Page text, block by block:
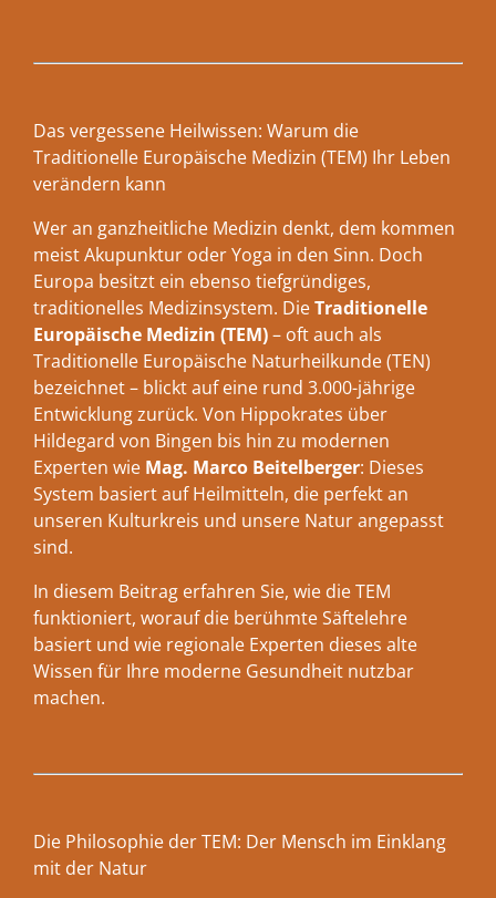
Das vergessene Heilwissen: Warum die
Traditionelle Europäische Medizin (TEM) Ihr Leben
verändern kann
Wer an ganzheitliche Medizin denkt, dem kommen
meist Akupunktur oder Yoga in den Sinn. Doch
Europa besitzt ein ebenso tiefgründiges,
traditionelles Medizinsystem. DieTraditionelle
Europäische Medizin (TEM)– oft auch als
Traditionelle Europäische Naturheilkunde (TEN)
bezeichnet – blickt auf eine rund 3.000-jährige
Entwicklung zurück. Von Hippokrates über
Hildegard von Bingen bis hin zu modernen
Experten wie Mag. Marco Beitelberger: Dieses
System basiert auf Heilmitteln, die perfekt an
unseren Kulturkreis und unsere Natur angepasst
sind.
In diesem Beitrag erfahren Sie, wie die TEM
funktioniert, worauf die berühmte Säftelehre
basiert und wie regionale Experten dieses alte
Wissen für Ihre moderne Gesundheit nutzbar
machen.
Die Philosophie der TEM: Der Mensch im Einklang
mit der Natur